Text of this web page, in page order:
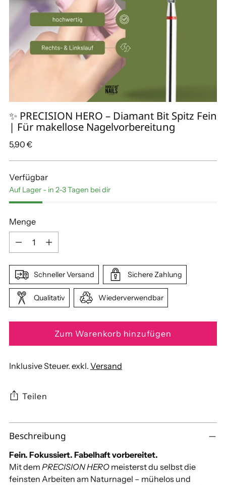
✨ PRECISION HERO – Diamant Bit Spitz Fein
| Für makellose Nagelvorbereitung
Regulärer
5,90 €
Verfügbar
Auf Lager - in 2-3 Tagen bei dir
Menge
Menge
Schneller Versand Sichere Zahlung
Qualitativ Wiederverwendbar
Zum Warenkorb hinzufügen
Inklusive Steuer. exkl. Versand
Teilen
Produkt
in
Warenkorb
legen
Beschreibung
Fein. Fokussiert. Fabelhaft vorbereitet.
Mit dem PRECISION HERO meisterst du selbst die
feinsten Arbeiten am Naturnagel – mühelos und